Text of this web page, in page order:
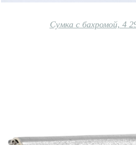
Сумка с бахромой, 4